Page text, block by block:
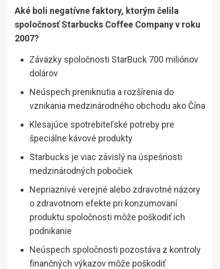
Aké boli negatívne faktory, ktorým čelila
spoločnosť Starbucks Coffee Company v roku
2007?
Záväzky spoločnosti StarBuck 700 miliónov
dolárov
Neúspech preniknutia a rozšírenia do
vznikania medzinárodného obchodu ako Čína
Klesajúce spotrebiteľské potreby pre
špeciálne kávové produkty
Starbucks je viac závislý na úspešnosti
medzinárodných pobočiek
Nepriaznivé verejné alebo zdravotné názory
o zdravotnom efekte pri konzumovaní
produktu spoločnosti môže poškodiť ich
podnikanie
Neúspech spoločnosti pozostáva z kontroly
finančných výkazov môže poškodiť